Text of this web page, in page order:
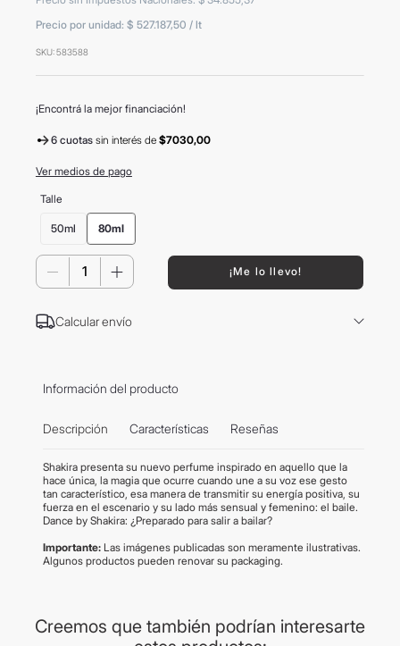
Precio por unidad: $ 527.187,50 / lt
SKU:583588
¡Encontrá la mejor financiación!
6 cuotas sin interésde $7030,00
Ver medios de pago
Talle
50ml 80ml
＋
－ ¡Me lo llevo!
Calcular envío
Información del producto
Descripción Características Reseñas
Shakira presenta su nuevo perfume inspirado en aquello que la
hace única, la magia que ocurre cuando une a su voz ese gesto
tan característico, esa manera de transmitir su energía positiva, su
fuerza en el escenario y su lado más sensual y femenino: el baile.
Dance by Shakira: ¿Preparado para salir a bailar?
Importante: Las imágenes publicadas son meramente ilustrativas.
Algunos productos pueden renovar su packaging.
Creemos que también podrían interesarte
10. termo